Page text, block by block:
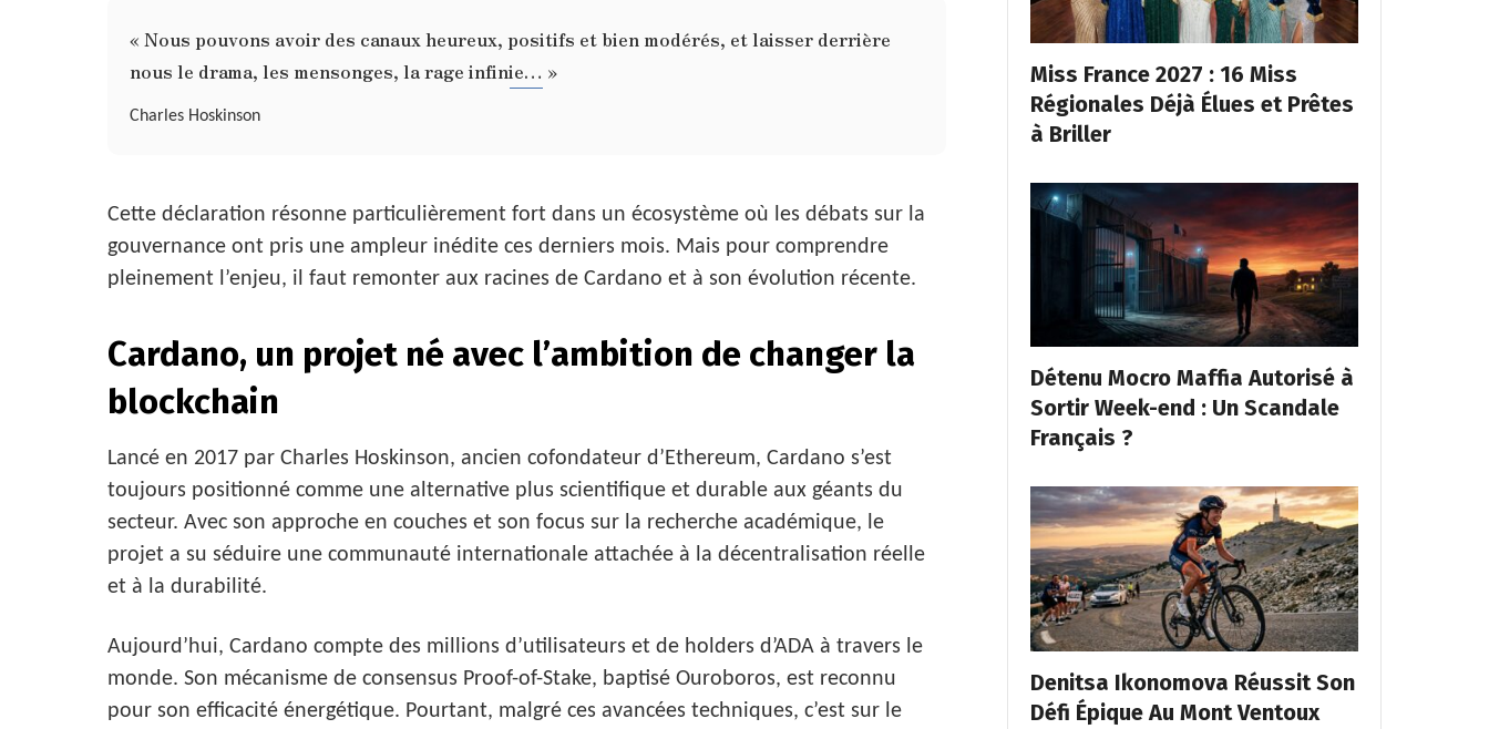
« Nous pouvons avoir des canaux heureux, positifs et bien modérés, et laisser derrière
nous le drama, les mensonges, la rage infinie… »
Charles Hoskinson
Cette déclaration résonne particulièrement fort dans un écosystème où les débats sur la
gouvernance ont pris une ampleur inédite ces derniers mois. Mais pour comprendre
pleinement l’enjeu, il faut remonter aux racines de Cardano et à son évolution récente.
Cardano, un projet né avec l’ambition de changer la
blockchain
Lancé en 2017 par Charles Hoskinson, ancien cofondateur d’Ethereum, Cardano s’est
toujours positionné comme une alternative plus scientifique et durable aux géants du
secteur. Avec son approche en couches et son focus sur la recherche académique, le
projet a su séduire une communauté internationale attachée à la décentralisation réelle
et à la durabilité.
Aujourd’hui, Cardano compte des millions d’utilisateurs et de holders d’ADA à travers le
monde. Son mécanisme de consensus Proof-of-Stake, baptisé Ouroboros, est reconnu
pour son efficacité énergétique. Pourtant, malgré ces avancées techniques, c’est sur le
Miss France 2027 : 16 Miss
Régionales Déjà Élues et Prêtes
à Briller
Détenu Mocro Maffia Autorisé à
Sortir Week-end : Un Scandale
Français ?
Denitsa Ikonomova Réussit Son
Défi Épique Au Mont Ventoux